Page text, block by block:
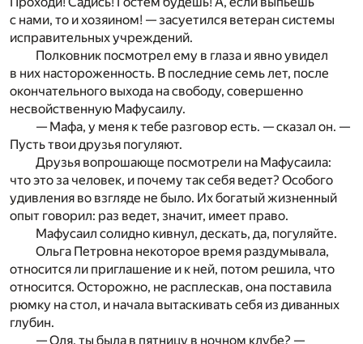
с нами, то и хозяином! — засуетился ветеран системы
исправительных учреждений.
Полковник посмотрел ему в глаза и явно увидел
в них настороженность. В последние семь лет, после
окончательного выхода на свободу, совершенно
несвойственную Мафусаилу.
— Мафа, у меня к тебе разговор есть. — сказал он. —
Пусть твои друзья погуляют.
Друзья вопрошающе посмотрели на Мафусаила:
что это за человек, и почему так себя ведет? Особого
удивления во взгляде не было. Их богатый жизненный
опыт говорил: раз ведет, значит, имеет право.
Мафусаил солидно кивнул, дескать, да, погуляйте.
Ольга Петровна некоторое время раздумывала,
относится ли приглашение и к ней, потом решила, что
относится. Осторожно, не расплескав, она поставила
рюмку на стол, и начала вытаскивать себя из диванных
глубин.
— Оля, ты была в пятницу в ночном клубе? —